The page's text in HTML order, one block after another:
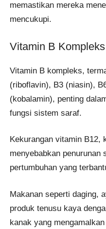
memastikan mereka
mencukupi.​
Vitamin B Kompleks
Vitamin B kompleks,
(riboflavin), B3 (niasin),
(kobalamin), penting
fungsi sistem saraf.
Kekurangan vitamin B12,
menyebabkan penurunan
pertumbuhan yang
Makanan seperti daging,
produk tenusu kaya
kanak yang